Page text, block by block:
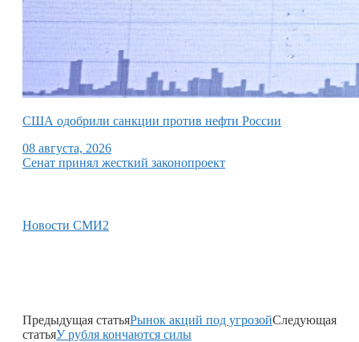
США одобрили санкции против нефти России
08 августа, 2026
Сенат принял жесткий законопроект
Новости СМИ2
Предыдущая статьяРынок акций под угрозойСледующая
статьяУ рубля кончаются силы